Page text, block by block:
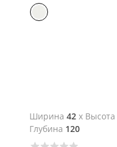
Ширина 42x Высота
Глубина 120